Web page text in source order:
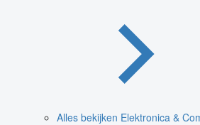
Alles bekijken Elektronica &